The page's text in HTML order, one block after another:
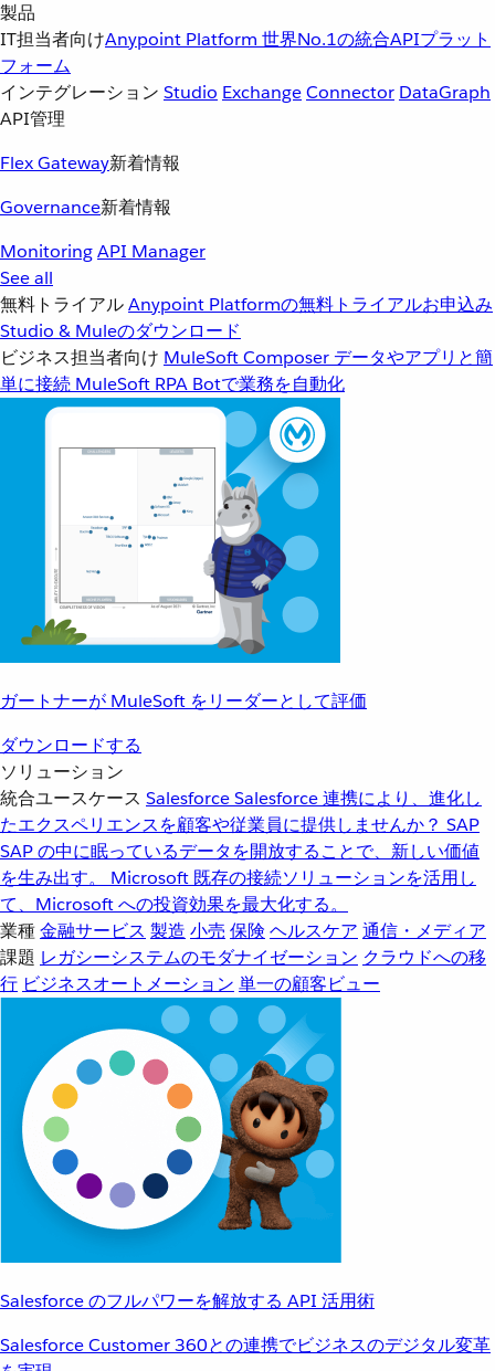
製品
IT担当者向けAnypoint Platform 世界No.1の統合APIプラット
フォーム
インテグレーション Studio ExchangeConnector DataGraph
API管理
Flex Gateway新着情報
Governance新着情報
MonitoringAPI Manager
See all
無料トライアルAnypoint Platformの無料トライアルお申込み
Studio & Muleのダウンロード
ビジネス担当者向け MuleSoft Composer データやアプリと簡
単に接続 MuleSoft RPA Botで業務を自動化
ガートナーが MuleSoft をリーダーとして評価
ダウンロードする
ソリューション
統合ユースケース SalesforceSalesforce 連携により、進化し
たエクスペリエンスを顧客や従業員に提供しませんか？ SAP
SAP の中に眠っているデータを開放することで、新しい価値
を生み出す。
Microsoft 既存の接続ソリューションを活用し
て、Microsoft への投資効果を最大化する。
業種金融サービス 製造 小売 保険 ヘルスケア 通信・メディア
課題 レガシーシステムのモダナイゼーション クラウドへの移
行 ビジネスオートメーション 単一の顧客ビュー
Salesforce のフルパワーを解放する API 活用術
Salesforce Customer 360との連携でビジネスのデジタル変革